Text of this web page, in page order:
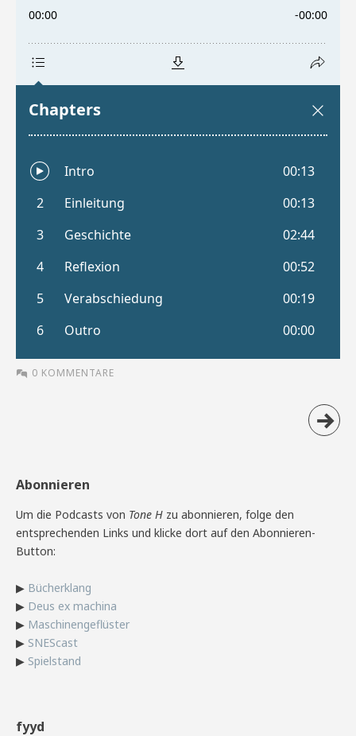
0 KOMMENTARE
Abonnieren
Um die Podcasts von Tone H zu abonnieren, folge den
entsprechenden Links und klicke dort auf den Abonnieren-
Button:
▶ Bücherklang
▶ Deus ex machina
▶ Maschinengeflüster
▶ SNEScast
▶ Spielstand
fyyd